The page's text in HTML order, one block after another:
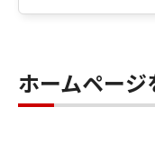
ホームペー